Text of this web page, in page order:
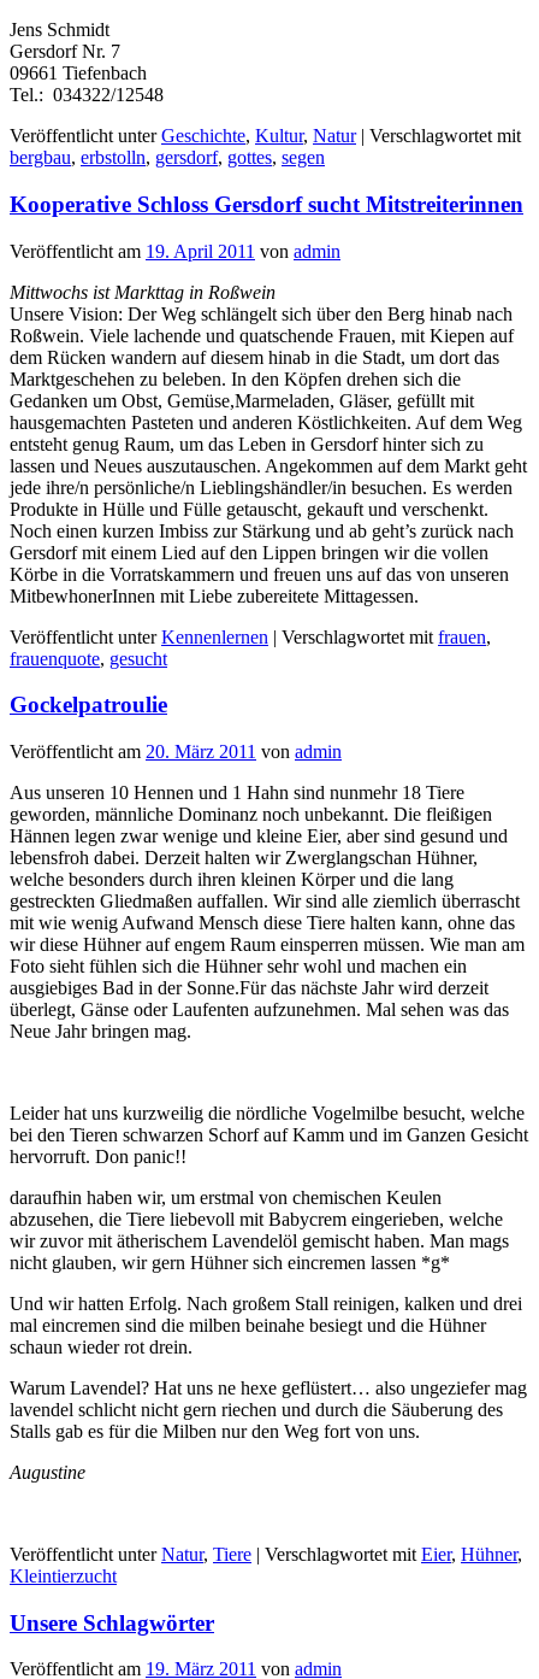
Jens Schmidt
Gersdorf Nr. 7
09661 Tiefenbach
Tel.: 034322/12548
Veröffentlicht unter Geschichte, Kultur, Natur | Verschlagwortet mit
bergbau, erbstolln, gersdorf, gottes, segen
Kooperative Schloss Gersdorf sucht Mitstreiterinnen
Veröffentlicht am 19. April 2011 von admin
Mittwochs ist Markttag in Roßwein
Unsere Vision: Der Weg schlängelt sich über den Berg hinab nach
Roßwein. Viele lachende und quatschende Frauen, mit Kiepen auf
dem Rücken wandern auf diesem hinab in die Stadt, um dort das
Marktgeschehen zu beleben. In den Köpfen drehen sich die
Gedanken um Obst, Gemüse,Marmeladen, Gläser, gefüllt mit
hausgemachten Pasteten und anderen Köstlichkeiten. Auf dem Weg
entsteht genug Raum, um das Leben in Gersdorf hinter sich zu
lassen und Neues auszutauschen. Angekommen auf dem Markt geht
jede ihre/n persönliche/n Lieblingshändler/in besuchen. Es werden
Produkte in Hülle und Fülle getauscht, gekauft und verschenkt.
Noch einen kurzen Imbiss zur Stärkung und ab geht’s zurück nach
Gersdorf mit einem Lied auf den Lippen bringen wir die vollen
Körbe in die Vorratskammern und freuen uns auf das von unseren
MitbewhonerInnen mit Liebe zubereitete Mittagessen.
Veröffentlicht unter Kennenlernen | Verschlagwortet mit frauen,
frauenquote, gesucht
Gockelpatroulie
Veröffentlicht am 20. März 2011 von admin
Aus unseren 10 Hennen und 1 Hahn sind nunmehr 18 Tiere
geworden, männliche Dominanz noch unbekannt. Die fleißigen
Hännen legen zwar wenige und kleine Eier, aber sind gesund und
lebensfroh dabei. Derzeit halten wir Zwerglangschan Hühner,
welche besonders durch ihren kleinen Körper und die lang
gestreckten Gliedmaßen auffallen. Wir sind alle ziemlich überrascht
mit wie wenig Aufwand Mensch diese Tiere halten kann, ohne das
wir diese Hühner auf engem Raum einsperren müssen. Wie man am
Foto sieht fühlen sich die Hühner sehr wohl und machen ein
ausgiebiges Bad in der Sonne.Für das nächste Jahr wird derzeit
überlegt, Gänse oder Laufenten aufzunehmen. Mal sehen was das
Neue Jahr bringen mag.
Leider hat uns kurzweilig die nördliche Vogelmilbe besucht, welche
bei den Tieren schwarzen Schorf auf Kamm und im Ganzen Gesicht
hervorruft. Don panic!!
daraufhin haben wir, um erstmal von chemischen Keulen
abzusehen, die Tiere liebevoll mit Babycrem eingerieben, welche
wir zuvor mit ätherischem Lavendelöl gemischt haben. Man mags
nicht glauben, wir gern Hühner sich eincremen lassen *g*
Und wir hatten Erfolg. Nach großem Stall reinigen, kalken und drei
mal eincremen sind die milben beinahe besiegt und die Hühner
schaun wieder rot drein.
Warum Lavendel? Hat uns ne hexe geflüstert… also ungeziefer mag
lavendel schlicht nicht gern riechen und durch die Säuberung des
Stalls gab es für die Milben nur den Weg fort von uns.
Augustine
Veröffentlicht unter Natur, Tiere | Verschlagwortet mit Eier, Hühner,
Kleintierzucht
Unsere Schlagwörter
Veröffentlicht am 19. März 2011 von admin